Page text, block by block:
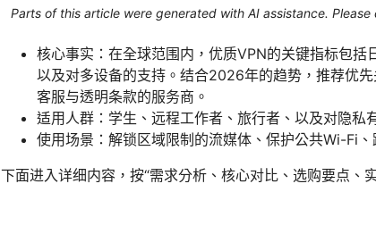
Parts of this article were generated with AI assistance.
核心事实：在全球范围内，优质VPN的关键指标包括
以及对多设备的支持。结合2026年的趋势，推荐优
客服与透明条款的服务商。
适用人群：学生、远程工作者、旅行者、以及对隐私
使用场景：解锁区域限制的流媒体、保护公共Wi-Fi
下面进入详细内容，按“需求分析、核心对比、选购要点、